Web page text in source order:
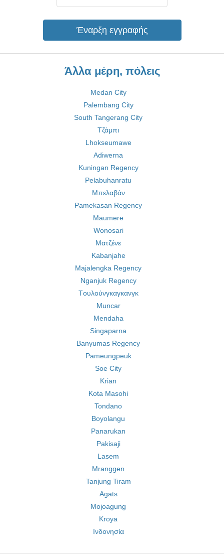
Έναρξη εγγραφής
Άλλα μέρη, πόλεις
Medan City
Palembang City
South Tangerang City
Τζάμπι
Lhokseumawe
Adiwerna
Kuningan Regency
Pelabuhanratu
Μπελαβάν
Pamekasan Regency
Maumere
Wonosari
Ματζένε
Kabanjahe
Majalengka Regency
Nganjuk Regency
Tουλούνγκαγκανγκ
Muncar
Mendaha
Singaparna
Banyumas Regency
Pameungpeuk
Soe City
Krian
Kota Masohi
Tondano
Boyolangu
Panarukan
Pakisaji
Lasem
Mranggen
Tanjung Tiram
Agats
Mojoagung
Kroya
Ινδονησία